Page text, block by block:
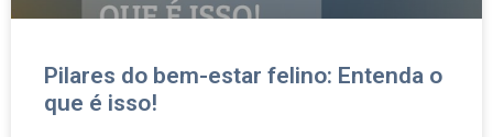
Pilares do bem-estar felino: Entenda o
que é isso!